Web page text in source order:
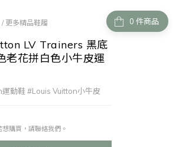
件商品
/ 更多精品鞋履
LV Trainers 黑底
老花拼白色小牛皮運
動鞋 #Louis Vuitton小牛皮
想購買，請聯絡我們。